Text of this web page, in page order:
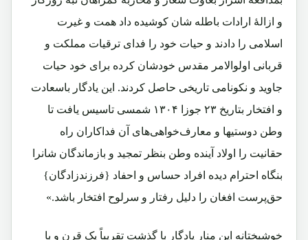
و ازالۀ ارادات باطله شان کوشیده داد همت و غیرت
اسلامی را دادند و حیات خود را فدای ترقیات مملکت و
قربانی اولوالامر مقدس خودشان کرده برای خود حیات
جاوید و نکونامی تاریخی حاصل کردند. این یادگار باسعادت
و افتخار بتاریخ ۲۳ جوزا ۱۳۰۴ شمسی تاسیس یافت تا
وطن‌ دوستیها و معارف‌خواهی‌های آن فداکاران راه
حقانیت را اولاد آینده وطن بنظر تمجید و بازماندگان شانرا
بنگاه احترام دیده افراد حساس و احفاد {فرزندزادگان}
حق‌پرست افغان را دلیل رفتار و سرلوح افتخار باشد.»
خوشبختانه این منار یادگار با گذشت تقریباً یک قرن و با